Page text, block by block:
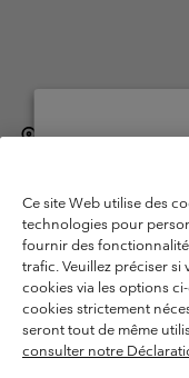
België
Gebruiksvoorwaarden
Privacybeleid
Voorwaarden voor door
Cookies
Ce site Web utilise des
technologies pour
fournir des
trafic. Veuillez préciser
cookies via les options
cookies strictement
seront tout de même
consulter notre
United
Belgium-
Belgium-